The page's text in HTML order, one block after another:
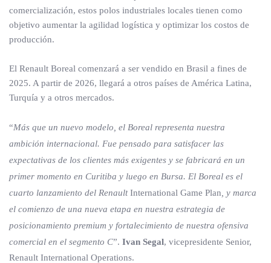
comercialización, estos polos industriales locales tienen como
objetivo aumentar la agilidad logística y optimizar los costos de
producción.
El Renault Boreal comenzará a ser vendido en Brasil a fines de
2025. A partir de 2026, llegará a otros países de América Latina,
Turquía y a otros mercados.
“Más que un nuevo modelo, el Boreal representa nuestra
ambición internacional. Fue pensado para satisfacer las
expectativas de los clientes más exigentes y se fabricará en un
primer momento en Curitiba y luego en Bursa. El Boreal es el
cuarto lanzamiento del RenaultInternational Game Plan , y marca
el comienzo de una nueva etapa en nuestra estrategia de
posicionamiento premium y fortalecimiento de nuestra ofensiva
comercial en el segmento C”. Ivan Segal, vicepresidente Senior,
Renault International Operations.